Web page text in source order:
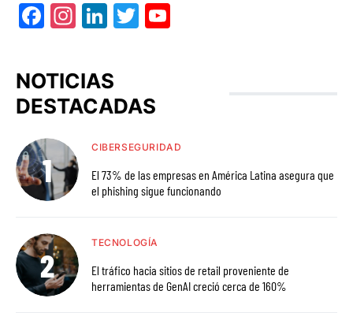
Facebook
Instagram
LinkedIn
Twitter
NOTICIAS
DESTACADAS
CIBERSEGURIDAD
El 73% de las empresas en América Latina asegura que
el phishing sigue funcionando
TECNOLOGÍA
El tráfico hacia sitios de retail proveniente de
herramientas de GenAI creció cerca de 160%